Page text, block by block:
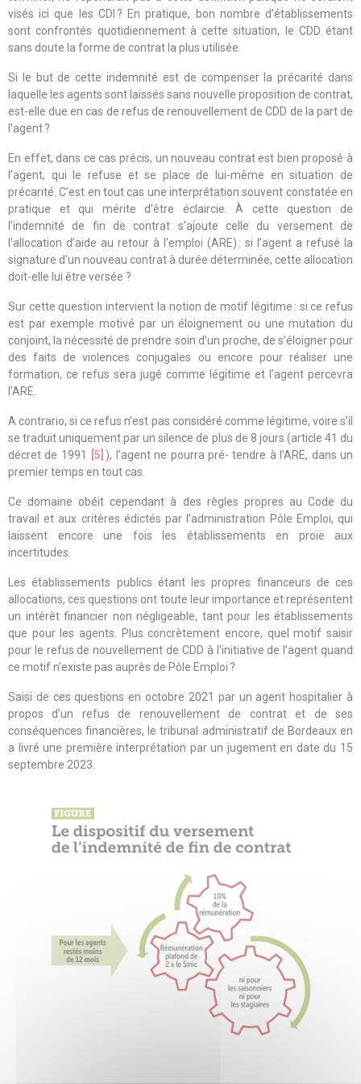
visés ici que les CDI ? En pratique, bon nombre d’établissements
sont confrontés quotidiennement à cette situation, le CDD étant
sans doute la forme de contrat la plus utilisée.
Si le but de cette indemnité est de compenser la précarité dans
laquelle les agents sont laissés sans nouvelle proposition de contrat,
est-elle due en cas de refus de renouvellement de CDD de la part de
l’agent ?
En effet, dans ce cas précis, un nouveau contrat est bien proposé à
l’agent, qui le refuse et se place de lui-même en situation de
précarité. C’est en tout cas une interprétation souvent constatée en
pratique et qui mérite d’être éclaircie. À cette question de
l’indemnité de fin de contrat s’ajoute celle du versement de
l’allocation d’aide au retour à l’emploi (ARE) : si l’agent a refusé la
signature d’un nouveau contrat à durée déterminée, cette allocation
doit-elle lui être versée ?
Sur cette question intervient la notion de motif légitime : si ce refus
est par exemple motivé par un éloignement ou une mutation du
conjoint, la nécessité de prendre soin d’un proche, de s’éloigner pour
des faits de violences conjugales ou encore pour réaliser une
formation, ce refus sera jugé comme légitime et l’agent percevra
l’ARE.
A contrario, si ce refus n’est pas considéré comme légitime, voire s’il
se traduit uniquement par un silence de plus de 8 jours (article 41 du
décret de 1991
[5] ), l’agent ne pourra pré- tendre à l’ARE, dans un
premier temps en tout cas.
Ce domaine obéit cependant à des règles propres au Code du
travail et aux critères édictés par l’administration Pôle Emploi, qui
laissent encore une fois les établissements en proie aux
incertitudes.
Les établissements publics étant les propres financeurs de ces
allocations, ces questions ont toute leur importance et représentent
un intérêt financier non négligeable, tant pour les établissements
que pour les agents. Plus concrètement encore, quel motif saisir
pour le refus de nouvellement de CDD à l’initiative de l’agent quand
ce motif n’existe pas auprès de Pôle Emploi ?
Saisi de ces questions en octobre 2021 par un agent hospitalier à
propos d’un refus de renouvellement de contrat et de ses
conséquences financières, le tribunal administratif de Bordeaux en
a livré une première interprétation par un jugement en date du 15
septembre 2023.